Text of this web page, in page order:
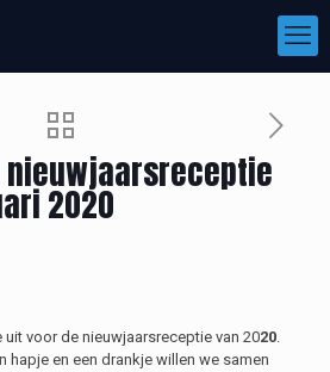
nieuwjaarsreceptie
2020
voor de nieuwjaarsreceptie van 2020.
hapje en een drankje willen we samen